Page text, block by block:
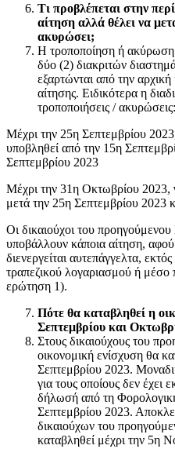
Τι προβλέπεται στην
αίτηση αλλά θέλει να
ακυρώσει;
Η τροποποίηση ή ακύρωση
δύο (2) διακριτών
εξαρτώνται από την
αίτησης. Ειδικότερα η
τροποποιήσεις / ακυρώσεις:
Μέχρι την 25η Σεπτεμβρίου 2023,
υποβληθεί από την 15η
Σεπτεμβρίου 2023
Μέχρι την 31η Οκτωβρίου 2023,
μετά την 25η Σεπτεμβρίου 2023
Οι δικαιούχοι του
υποβάλλουν κάποια αίτηση,
διενεργείται αυτεπάγγελτα,
τραπεζικού λογαριασμού ή μέσο
ερώτηση 1).
Πότε θα καταβληθεί η
Σεπτεμβρίου και
Στους δικαιούχους του
οικονομική ενίσχυση θα
Σεπτεμβρίου 2023.
για τους οποίους δεν έχει
δήλωσή από τη
Σεπτεμβρίου 2023.
δικαιούχων του
καταβληθεί μέχρι την 5η